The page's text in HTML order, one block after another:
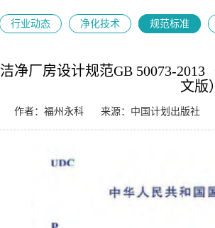
行业动态 净化技术 规范标准
洁净厂房设计规范GB 50073-
文版）
作者：福州永科 来源：中国计划出版社